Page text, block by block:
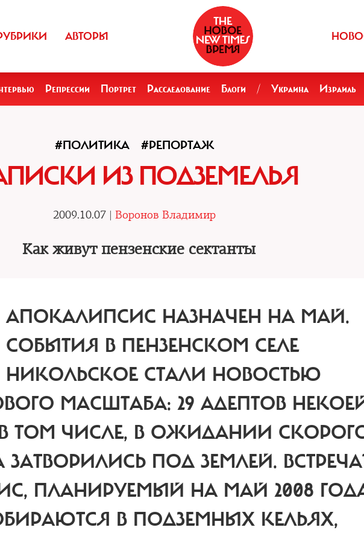
АВТОРЫ
Репрессии Портрет Расследование Блоги / Украина Израиль
#ПОЛИТИКА #РЕПОРТАЖ
ИЗ ПОДЗЕМЕЛЬЯ
2009.10.07 | Воронов Владимир
Как живут пензенские сектанты
АПОКАЛИПСИС НАЗНАЧЕН НА МАЙ.
СОБЫТИЯ В ПЕНЗЕНСКОМ СЕЛЕ
НИКОЛЬСКОЕ СТАЛИ НОВОСТЬЮ
МАСШТАБА: 29 АДЕПТОВ
В ТОМ ЧИСЛЕ, В ОЖИДАНИИ
ЗАТВОРИЛИСЬ ПОД ЗЕМЛЕЙ.
ПЛАНИРУЕМЫЙ НА МАЙ 2008
В ПОДЗЕМНЫХ КЕЛЬЯХ,